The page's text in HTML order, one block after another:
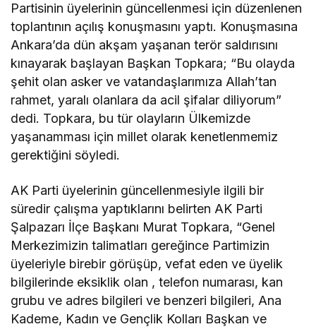
Partisinin üyelerinin güncellenmesi için düzenlenen
toplantının açılış konuşmasını yaptı. Konuşmasına
Ankara’da dün akşam yaşanan terör saldırısını
kınayarak başlayan Başkan Topkara; “Bu olayda
şehit olan asker ve vatandaşlarımıza Allah’tan
rahmet, yaralı olanlara da acil şifalar diliyorum”
dedi. Topkara, bu tür olayların Ülkemizde
yaşanamması için millet olarak kenetlenmemiz
gerektiğini söyledi.
AK Parti üyelerinin güncellenmesiyle ilgili bir
süredir çalışma yaptıklarını belirten AK Parti
Şalpazarı İlçe Başkanı Murat Topkara, “Genel
Merkezimizin talimatları gereğince Partimizin
üyeleriyle birebir görüşüp, vefat eden ve üyelik
bilgilerinde eksiklik olan , telefon numarası, kan
grubu ve adres bilgileri ve benzeri bilgileri, Ana
Kademe, Kadın ve Gençlik Kolları Başkan ve